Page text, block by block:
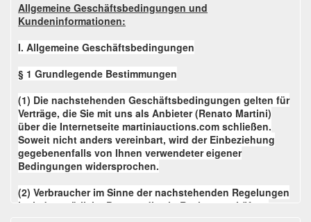
Allgemeine Geschäftsbedingungen und
Kundeninformationen:
I. Allgemeine Geschäftsbedingungen
§ 1 Grundlegende Bestimmungen
(1) Die nachstehenden Geschäftsbedingungen gelten für
Verträge, die Sie mit uns als Anbieter (Renato Martini)
über die Internetseite martiniauctions.com schließen.
Soweit nicht anders vereinbart, wird der Einbeziehung
gegebenenfalls von Ihnen verwendeter eigener
Bedingungen widersprochen.
(2) Verbraucher im Sinne der nachstehenden Regelungen
ist jede natürliche Person, die ein Rechtsgeschäft zu